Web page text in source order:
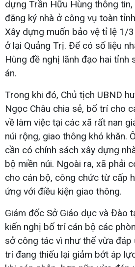
dựng Trần Hữu Hùng thông
đăng ký nhà ở công vụ toàn
Xây dựng muốn bảo vệ tỉ lệ 1/
ở lại Quảng Trị. Để có số liệu
Hùng đề nghị lãnh đạo hai tỉnh
án.
Trong khi đó, Chủ tịch UBND
Ngọc Châu chia sẻ, bố trí cho
về làm việc tại các xã rất nan
núi rộng, giao thông khó khăn.
cần có chính sách xây dựng
bộ miền núi. Ngoài ra, xã phải
cho cán bộ, công chức từ cấp
ứng với điều kiện giao thông.
Giám đốc Sở Giáo dục và Đào
kiến nghị bố trí cán bộ các
sở công tác vì như thế vừa đáp
trí đang thiếu lại giảm bớt áp